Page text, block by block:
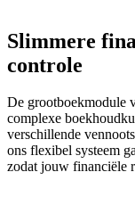
Slimmere
controle
De grootboekmodule
complexe
verschillende
ons flexibel systeem
zodat jouw financiële